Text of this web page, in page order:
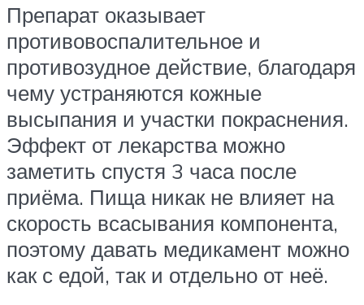
Препарат оказывает
противовоспалительное и
противозудное действие, благодаря
чему устраняются кожные
высыпания и участки покраснения.
Эффект от лекарства можно
заметить спустя 3 часа после
приёма. Пища никак не влияет на
скорость всасывания компонента,
поэтому давать медикамент можно
как с едой, так и отдельно от неё.